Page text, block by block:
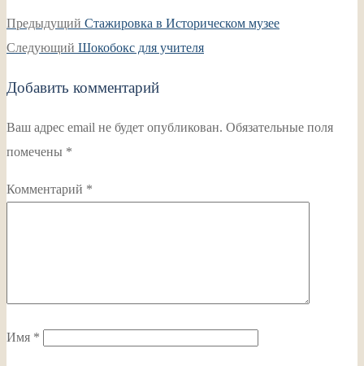
Навигация
по
Предыдущий Предыдущая
запись:
Стажировка в Историческом музее
Следующий Следующая
Шокобокс для учителя
Добавить комментарий
Ваш адрес email не будет опубликован. Обязательные поля
помечены *
Комментарий *
Имя *